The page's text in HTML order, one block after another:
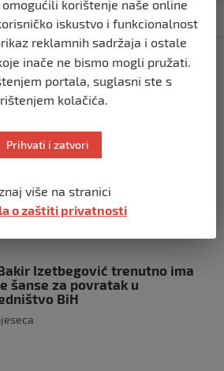
Najnovije Najčitanije
da — politička
ne
– šta vi mislite?
Izetbegović trenutno ima
šanse za povratak u
BiH
korištenje naše online
iskustvo i funkcionalnost
reklamnih sadržaja i ostale
inače ne bismo mogli pružati.
portala, suglasni ste s
kolačića.
Prihvati i zatvori
više na stranici
o zaštiti privatnosti